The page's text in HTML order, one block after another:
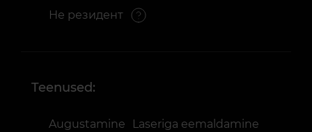
Не резидент
Teenused:
Augustamine
Laseriga eemaldamine